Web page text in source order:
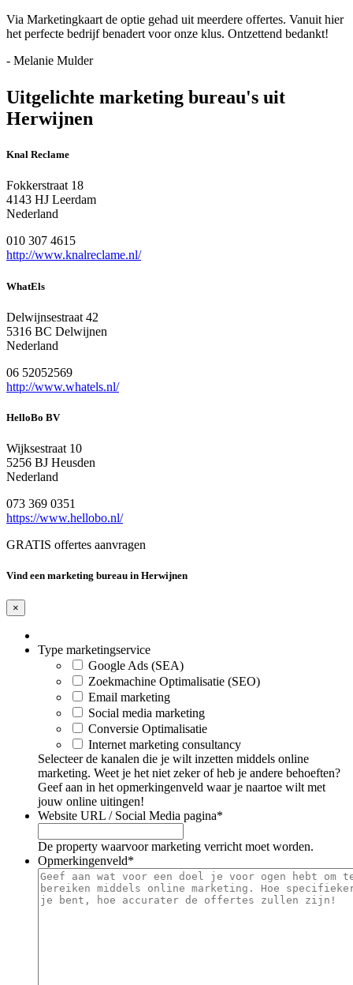
Via Marketingkaart de optie gehad uit meerdere offertes. Vanuit hier
het perfecte bedrijf benadert voor onze klus. Ontzettend bedankt!
- Melanie Mulder
Uitgelichte marketing bureau's uit
Herwijnen
Knal Reclame
Fokkerstraat 18
4143 HJ Leerdam
Nederland
010 307 4615
http://www.knalreclame.nl/
WhatEls
Delwijnsestraat 42
5316 BC Delwijnen
Nederland
06 52052569
http://www.whatels.nl/
HelloBo BV
Wijksestraat 10
5256 BJ Heusden
Nederland
073 369 0351
https://www.hellobo.nl/
GRATIS offertes aanvragen
Vind een marketing bureau in Herwijnen
×
Type marketingservice
Google Ads (SEA)
Zoekmachine Optimalisatie (SEO)
Email marketing
Social media marketing
Conversie Optimalisatie
Internet marketing consultancy
Selecteer de kanalen die je wilt inzetten middels online
marketing. Weet je het niet zeker of heb je andere behoeften?
Geef aan in het opmerkingenveld waar je naartoe wilt met
jouw online uitingen!
Website URL / Social Media pagina*
De property waarvoor marketing verricht moet worden.
Opmerkingenveld*